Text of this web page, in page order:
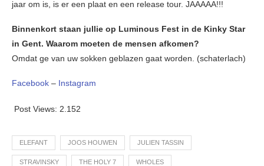
jaar om is, is er een plaat en een release tour. JAAAAA!!!
Binnenkort staan jullie op Luminous Fest in de Kinky Star
in Gent. Waarom moeten de mensen afkomen?
Omdat ge van uw sokken geblazen gaat worden. (schaterlach)
Facebook – Instagram
Post Views: 2.152
ELEFANT JOOS HOUWEN JULIEN TASSIN
STRAVINSKY THE HOLY 7 WHOLES